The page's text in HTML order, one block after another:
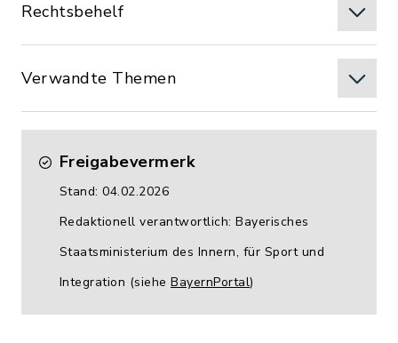
Rechtsbehelf
Verwandte Themen
Freigabevermerk
Stand: 04.02.2026
Redaktionell verantwortlich: Bayerisches
Staatsministerium des Innern, für Sport und
Integration (siehe BayernPortal)